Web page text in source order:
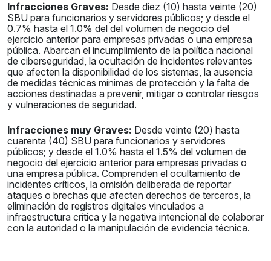
Infracciones Graves: Desde diez (10) hasta veinte (20)
SBU para funcionarios y servidores públicos; y desde el
0.7% hasta el 1.0% del del volumen de negocio del
ejercicio anterior para empresas privadas o una empresa
pública. Abarcan el incumplimiento de la política nacional
de ciberseguridad, la ocultación de incidentes relevantes
que afecten la disponibilidad de los sistemas, la ausencia
de medidas técnicas mínimas de protección y la falta de
acciones destinadas a prevenir, mitigar o controlar riesgos
y vulneraciones de seguridad.
Infracciones muy Graves: Desde veinte (20) hasta
cuarenta (40) SBU para funcionarios y servidores
públicos; y desde el 1.0% hasta el 1.5% del volumen de
negocio del ejercicio anterior para empresas privadas o
una empresa pública. Comprenden el ocultamiento de
incidentes críticos, la omisión deliberada de reportar
ataques o brechas que afecten derechos de terceros, la
eliminación de registros digitales vinculados a
infraestructura crítica y la negativa intencional de colaborar
con la autoridad o la manipulación de evidencia técnica.